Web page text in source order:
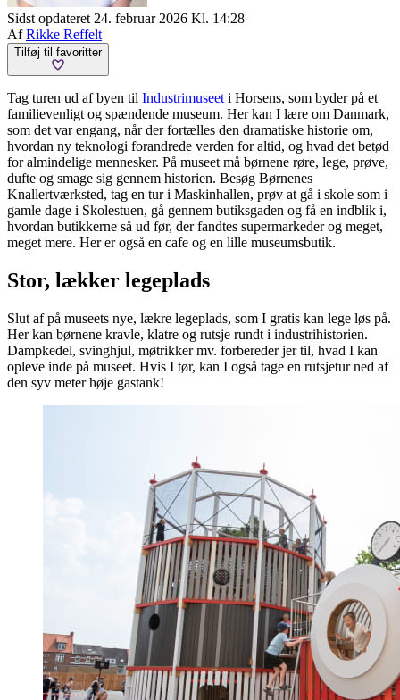
Sidst opdateret 24. februar 2026 Kl. 14:28
AfRikke Reffelt
Tilføj til favoritter
Tag turen ud af byen til Industrimuseet i Horsens, som byder på et
familievenligt og spændende museum. Her kan I lære om Danmark,
som det var engang, når der fortælles den dramatiske historie om,
hvordan ny teknologi forandrede verden for altid, og hvad det betød
for almindelige mennesker. På museet må børnene røre, lege, prøve,
dufte og smage sig gennem historien. Besøg Børnenes
Knallertværksted, tag en tur i Maskinhallen, prøv at gå i skole som i
gamle dage i Skolestuen, gå gennem butiksgaden og få en indblik i,
hvordan butikkerne så ud før, der fandtes supermarkeder og meget,
meget mere. Her er også en cafe og en lille museumsbutik.
Stor, lækker legeplads
Slut af på museets nye, lækre legeplads, som I gratis kan lege løs på.
Her kan børnene kravle, klatre og rutsje rundt i industrihistorien.
Dampkedel, svinghjul, møtrikker mv. forbereder jer til, hvad I kan
opleve inde på museet. Hvis I tør, kan I også tage en rutsjetur ned af
den syv meter høje gastank!